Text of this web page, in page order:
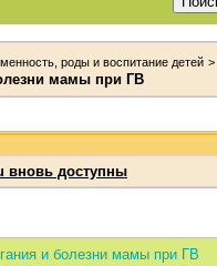
роды и воспитание детей >
мамы при ГВ
вновь доступны
и болезни мамы при ГВ